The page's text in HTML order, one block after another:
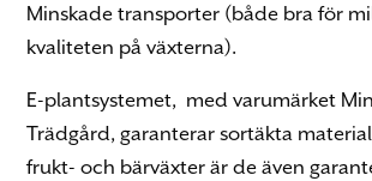
Minskade transporter (både bra för
kvaliteten på växterna).
E-plantsystemet, med varumärket
Trädgård, garanterar sortäkta
frukt- och bärväxter är de även